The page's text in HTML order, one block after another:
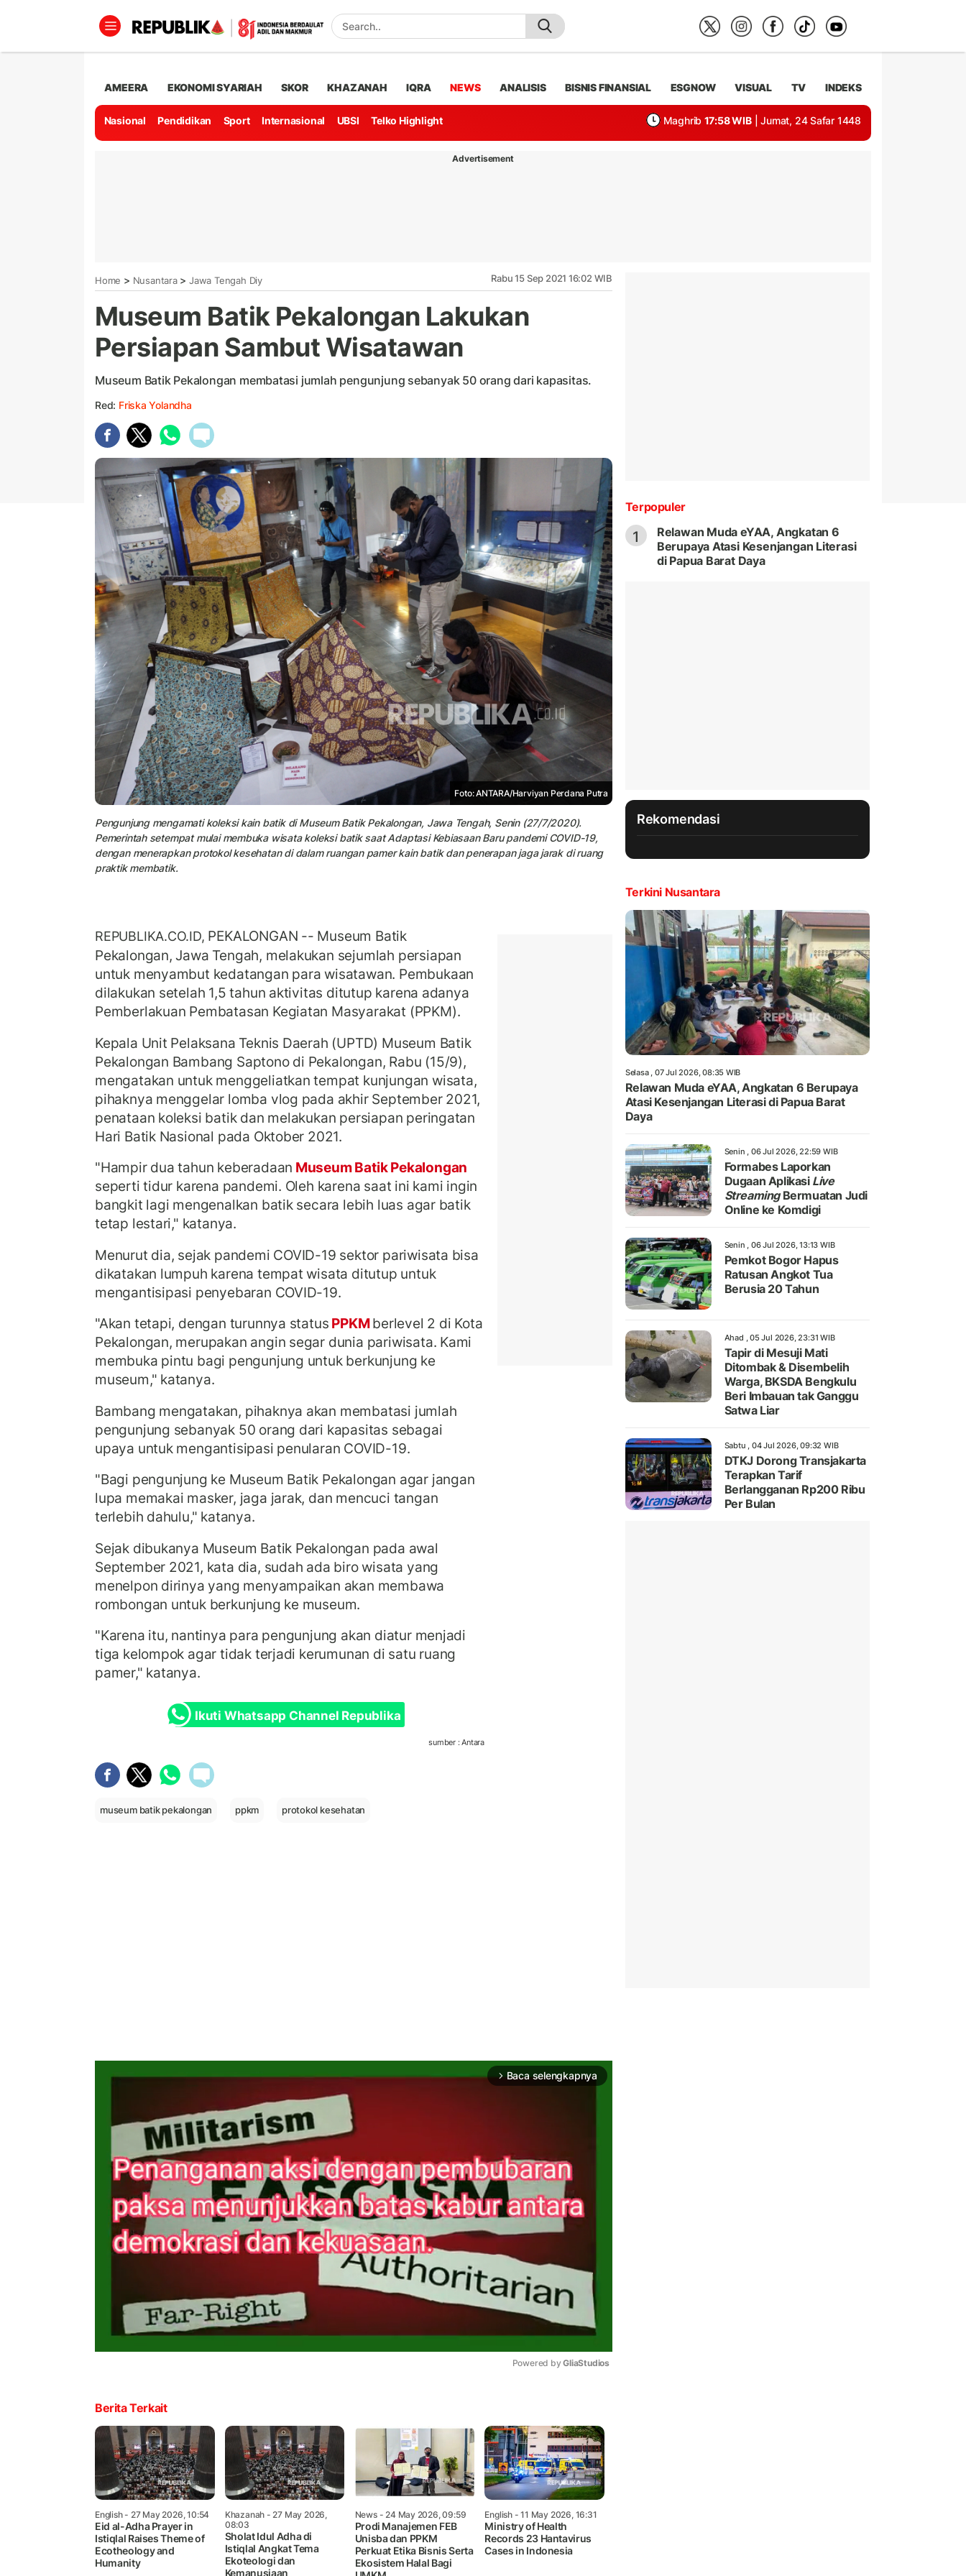
AMEERA EKONOMI SYARIAH SKOR KHAZANAH IQRA NEWS ANALISIS BISNIS FINANSIAL ESGNOW VISUAL TV INDEKS
Nasional Pendidikan Sport Internasional UBSI Telko Highlight Maghrib 17:58 WIB | Jumat, 24 Safar 1448
Advertisement
Home > Nusantara> Jawa Tengah Diy Rabu 15 Sep 2021 16:02 WIB
Museum Batik Pekalongan Lakukan
Persiapan Sambut Wisatawan
Museum Batik Pekalongan membatasi jumlah pengunjung sebanyak 50 orang dari kapasitas.
Red: Friska Yolandha
Foto: ANTARA/Harviyan Perdana Putra
Pengunjung mengamati koleksi kain batik di Museum Batik Pekalongan, Jawa Tengah, Senin (27/7/2020).
Pemerintah setempat mulai membuka wisata koleksi batik saat Adaptasi Kebiasaan Baru pandemi COVID-19,
dengan menerapkan protokol kesehatan di dalam ruangan pamer kain batik dan penerapan jaga jarak di ruang
praktik membatik.
REPUBLIKA.CO.ID, PEKALONGAN -- Museum Batik
Pekalongan, Jawa Tengah, melakukan sejumlah persiapan
untuk menyambut kedatangan para wisatawan. Pembukaan
dilakukan setelah 1,5 tahun aktivitas ditutup karena adanya
Pemberlakuan Pembatasan Kegiatan Masyarakat (PPKM).
Kepala Unit Pelaksana Teknis Daerah (UPTD) Museum Batik
Pekalongan Bambang Saptono di Pekalongan, Rabu (15/9),
mengatakan untuk menggeliatkan tempat kunjungan wisata,
pihaknya menggelar lomba vlog pada akhir September 2021,
penataan koleksi batik dan melakukan persiapan peringatan
Hari Batik Nasional pada Oktober 2021.
"Hampir dua tahun keberadaan Museum Batik Pekalongan
seperti tidur karena pandemi. Oleh karena saat ini kami ingin
bangkit lagi mengenalkan batik secara lebih luas agar batik
tetap lestari," katanya.
Menurut dia, sejak pandemi COVID-19 sektor pariwisata bisa
dikatakan lumpuh karena tempat wisata ditutup untuk
mengantisipasi penyebaran COVID-19.
"Akan tetapi, dengan turunnya status PPKMberlevel 2 di Kota
Pekalongan, merupakan angin segar dunia pariwisata. Kami
membuka pintu bagi pengunjung untuk berkunjung ke
museum," katanya.
Bambang mengatakan, pihaknya akan membatasi jumlah
pengunjung sebanyak 50 orang dari kapasitas sebagai
upaya untuk mengantisipasi penularan COVID-19.
"Bagi pengunjung ke Museum Batik Pekalongan agar jangan
lupa memakai masker, jaga jarak, dan mencuci tangan
terlebih dahulu," katanya.
Sejak dibukanya Museum Batik Pekalongan pada awal
September 2021, kata dia, sudah ada biro wisata yang
menelpon dirinya yang menyampaikan akan membawa
rombongan untuk berkunjung ke museum.
"Karena itu, nantinya para pengunjung akan diatur menjadi
tiga kelompok agar tidak terjadi kerumunan di satu ruang
pamer," katanya.
Ikuti Whatsapp Channel Republika
sumber : Antara
museum batik pekalongan ppkm protokol kesehatan
arrow_forward_ios Baca selengkapnya
Powered by GliaStudios
Berita Terkait
English- 27 May 2026, 10:54
Eid al-Adha Prayer in
Istiqlal Raises Theme of
Ecotheology and
Humanity
Khazanah - 27 May 2026,
08:03
Sholat Idul Adha di
Istiqlal Angkat Tema
Ekoteologi dan
Kemanusiaan
News- 24 May 2026, 09:59
Prodi Manajemen FEB
Unisba dan PPKM
Perkuat Etika Bisnis Serta
Ekosistem Halal Bagi
English- 11 May 2026, 16:31
Ministry of Health
Records 23 Hantavirus
Cases in Indonesia
Terpopuler
1
Relawan Muda eYAA, Angkatan 6
Berupaya Atasi Kesenjangan Literasi
di Papua Barat Daya
Rekomendasi
Terkini Nusantara
Selasa , 07 Jul 2026, 08:35 WIB
Relawan Muda eYAA, Angkatan 6 Berupaya
Atasi Kesenjangan Literasi di Papua Barat
Daya
Senin , 06 Jul 2026, 22:59 WIB
Formabes Laporkan
Dugaan Aplikasi Live
StreamingBermuatan Judi
Online ke Komdigi
Senin , 06 Jul 2026, 13:13 WIB
Pemkot Bogor Hapus
Ratusan Angkot Tua
Berusia 20 Tahun
Ahad , 05 Jul 2026, 23:31 WIB
Tapir di Mesuji Mati
Ditombak & Disembelih
Warga, BKSDA Bengkulu
Beri Imbauan tak Ganggu
Satwa Liar
Sabtu , 04 Jul 2026, 09:32 WIB
DTKJ Dorong Transjakarta
Terapkan Tarif
Berlangganan Rp200 Ribu
Per Bulan